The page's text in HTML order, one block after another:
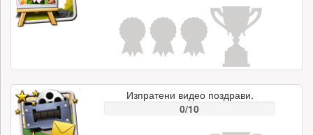
Изпратени видео поздрави.
0/10